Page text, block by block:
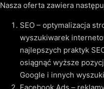
Nasza oferta zawiera
SEO – optymalizacja
wyszukiwarek
najlepszych praktyk
osiągnąć wyższe
Google i innych